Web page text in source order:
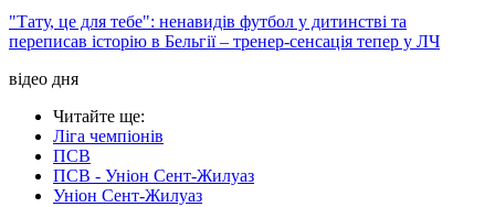
"Тату, це для тебе": ненавидів футбол у дитинстві та
переписав історію в Бельгії – тренер-сенсація тепер у ЛЧ
відео дня
Читайте ще:
Ліга чемпіонів
ПСВ
ПСВ - Уніон Сент-Жилуаз
Уніон Сент-Жилуаз